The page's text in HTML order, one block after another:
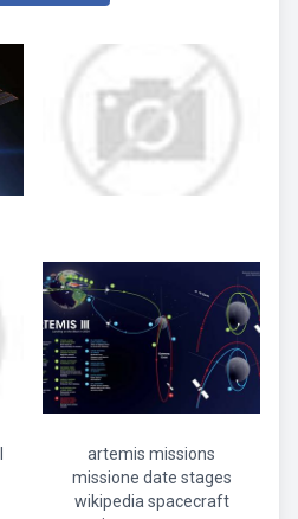
artemis missions
missione date stages
wikipedia spacecraft